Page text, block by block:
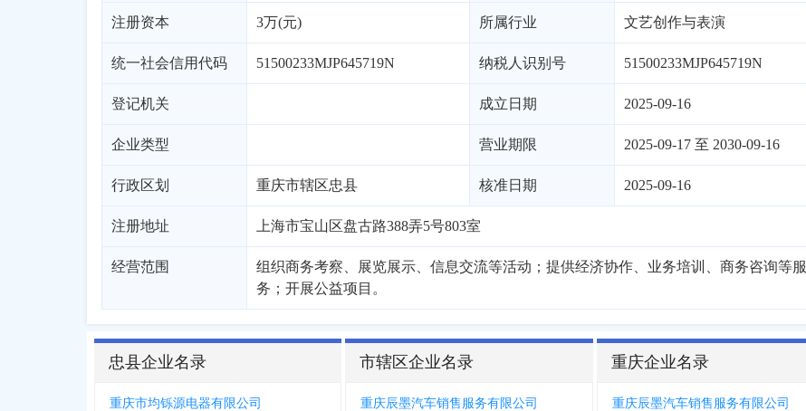
注册资本 3万(元) 所属行业 文艺创作与表演
统一社会信用代码 51500233MJP645719N 纳税人识别号 51500233MJP645719N
登记机关 成立日期 2025-09-16
企业类型 营业期限 2025-09-17 至 2030-09-16
行政区划 重庆市辖区忠县 核准日期 2025-09-16
注册地址 上海市宝山区盘古路388弄5号803室
经营范围
组织商务考察、展览展示、信息交流等活动；提供经济协作、业务培训、商务咨询等服
务；开展公益项目。
忠县企业名录
重庆市均铄源电器有限公司
市辖区企业名录
重庆辰墨汽车销售服务有限公司
重庆企业名录
重庆辰墨汽车销售服务有限公司